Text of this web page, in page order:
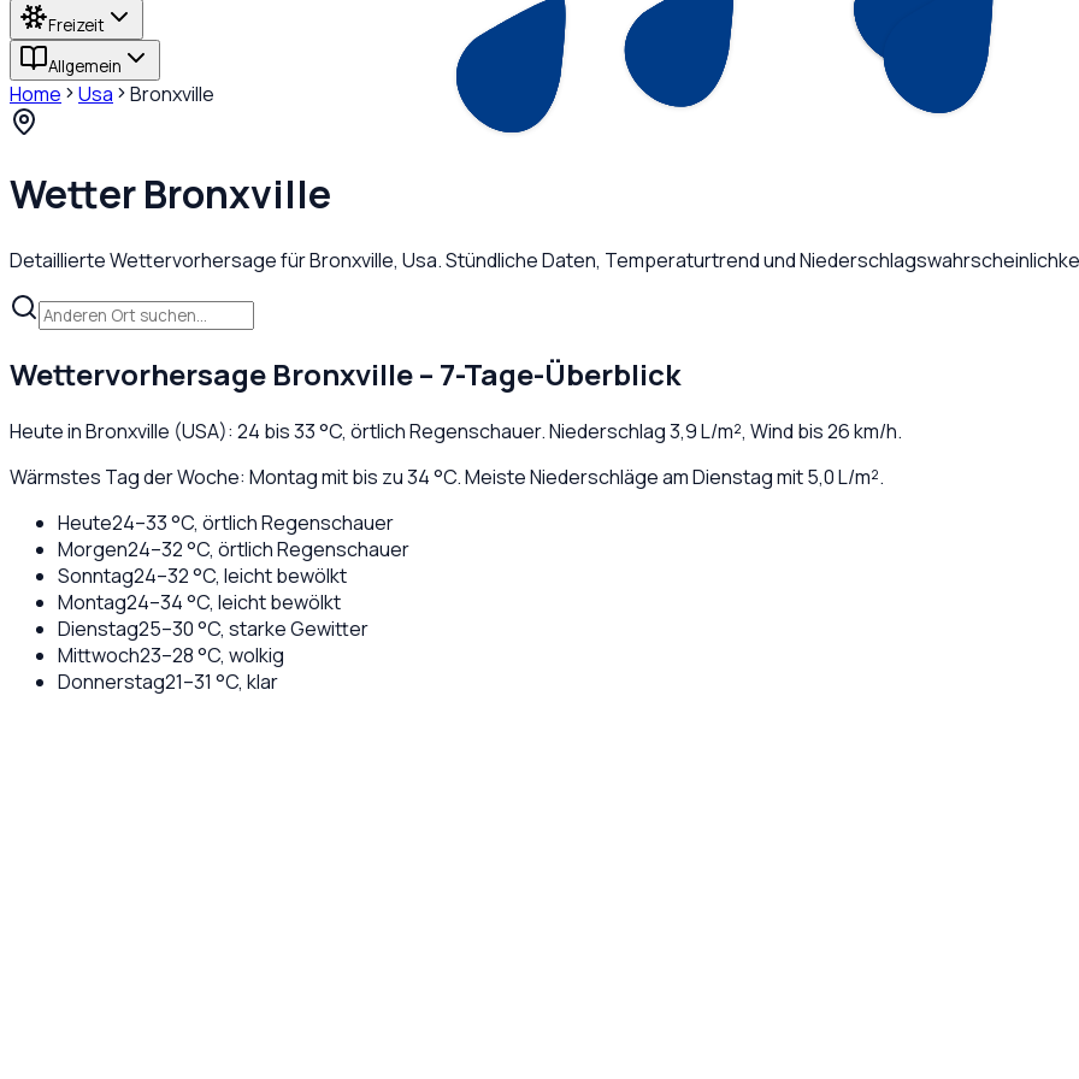
Freizeit
Allgemein
Home Usa Bronxville
WetterBronxville
Detaillierte Wettervorhersage fürBronxville, Usa. Stündliche Daten, Temperaturtrend und
Wettervorhersage Bronxville– 7-Tage-Überblick
Heute inBronxville (USA): 24 bis33°C, örtlich Regenschauer. Niederschlag3,9L/m², Wind bis26km/h.
Wärmstes Tag der Woche: Montag mit bis zu 34 °C. Meiste Niederschläge am Dienstag mit 5,0 L/m².
Heute24–33°C, örtlich Regenschauer
Morgen24–32°C, örtlich Regenschauer
Sonntag24–32°C, leicht bewölkt
Montag24–34°C, leicht bewölkt
Dienstag25–30°C, starke Gewitter
Mittwoch23–28°C, wolkig
Donnerstag21–31 °C, klar